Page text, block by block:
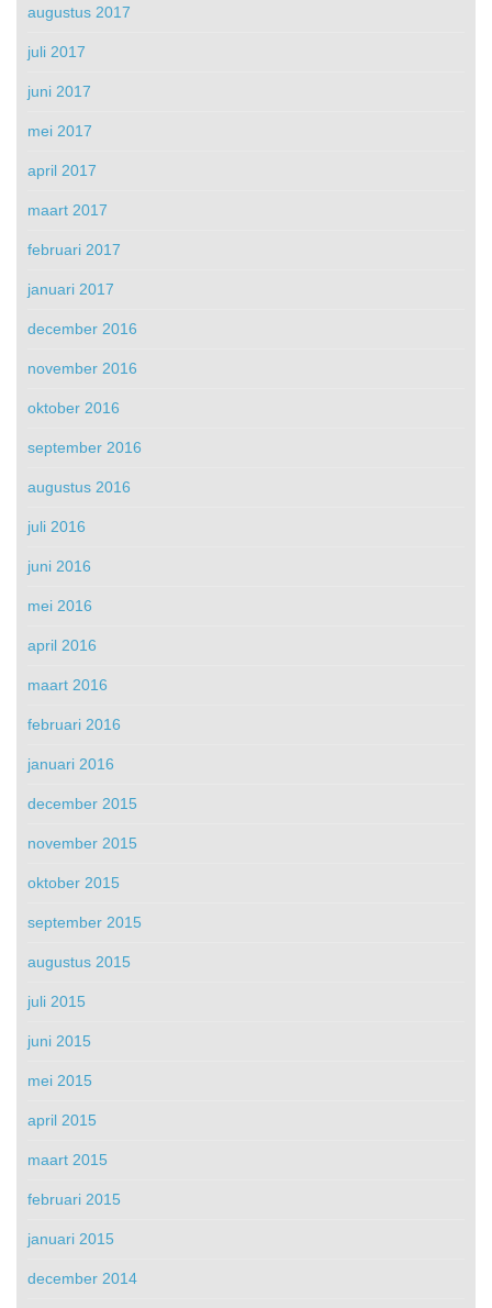
augustus 2017
juli 2017
juni 2017
mei 2017
april 2017
maart 2017
februari 2017
januari 2017
december 2016
november 2016
oktober 2016
september 2016
augustus 2016
juli 2016
juni 2016
mei 2016
april 2016
maart 2016
februari 2016
januari 2016
december 2015
november 2015
oktober 2015
september 2015
augustus 2015
juli 2015
juni 2015
mei 2015
april 2015
maart 2015
februari 2015
januari 2015
december 2014